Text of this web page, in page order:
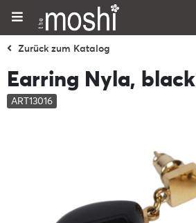
Zurück zum Katalog
Earring Nyla, black
ART13016